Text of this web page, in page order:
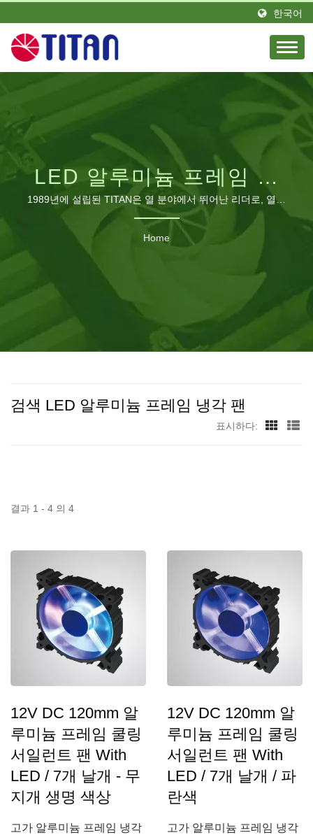
한국어
LED 알루미늄 프레임 냉
각 팬검색됨 | B2B 냉각
팬 제조업체 | 산업, RV 및
PC 냉각 솔루션 – TITAN
1989년에 설립된 TITAN은 열 분야에서 뛰어난 리더로, 열정
과 엘리트 엔지니어 팀을 가지고 있습니다. 대만에 위치하고
독일에 지사를 설립했습니다. TITAN는 전 세계 다양한 지역
에 많은 유통업체를 보유하고 있습니다. 우리 제품은 전 세계
는 다양한 요구에 맞게 생산 라인을 확장하고 중국 광동에 제
조 공장을 건설하여 최소한 460명의 직원이 있으며 월간 생산
Home
검색 LED 알루미늄 프레임 냉각 팬
표시하다:
결과 1 - 4 의 4
12V DC 120mm 알
루미늄 프레임 쿨링
서일런트 팬 With
LED / 7개 날개 - 무
지개 생명 색상
고가 알루미늄 프레임 냉각
12V DC 120mm 알
루미늄 프레임 쿨링
서일런트 팬 With
LED / 7개 날개 / 파
란색
고가 알루미늄 프레임 냉각